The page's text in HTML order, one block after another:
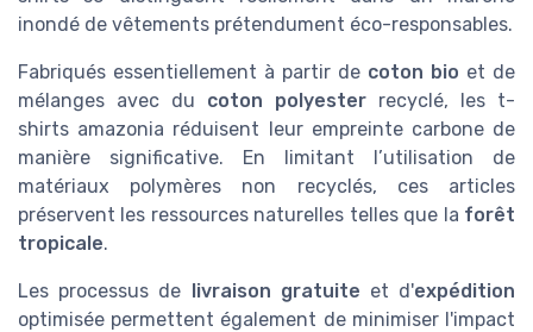
inondé de vêtements prétendument éco-responsables.
Fabriqués essentiellement à partir de coton bio et de
mélanges avec du coton polyester recyclé, les t-
shirts amazonia réduisent leur empreinte carbone de
manière significative. En limitant l’utilisation de
matériaux polymères non recyclés, ces articles
préservent les ressources naturelles telles que la forêt
tropicale.
Les processus de livraison gratuite et d'expédition
optimisée permettent également de minimiser l'impact